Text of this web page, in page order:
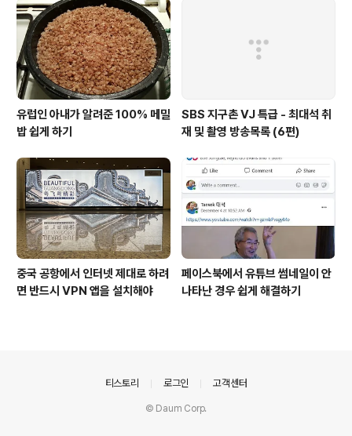
유럽인 아내가 알려준 100% 메밀
밥 쉽게 하기
SBS 지구촌 VJ 특급 - 최대석 취
재 및 촬영 방송목록 (6편)
중국 공항에서 인터넷 제대로 하려
면 반드시 VPN 앱을 설치해야
페이스북에서 유튜브 썸네일이 안
나타난 경우 쉽게 해결하기
티스토리 로그인 고객센터
© Daum Corp.